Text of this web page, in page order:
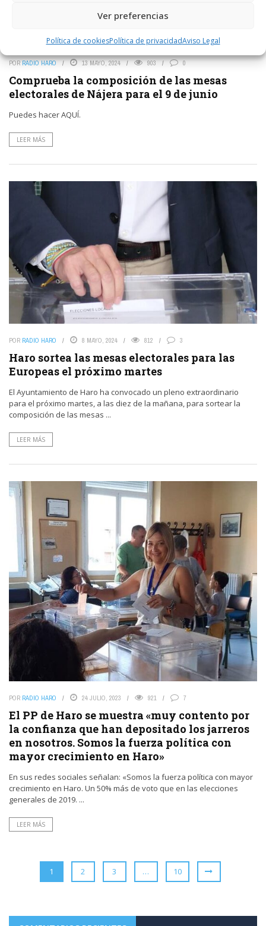
Ver preferencias
Política de cookiesPolítica de privacidadAviso Legal
PORRADIO HARO 13 MAYO, 2024 903 0
Comprueba la composición de las mesas
electorales de Nájera para el 9 de junio
Puedes hacer AQUÍ.
LEER MÁS
POR RADIO HARO 8 MAYO, 2024 812 3
Haro sortea las mesas electorales para las
Europeas el próximo martes
El Ayuntamiento de Haro ha convocado un pleno extraordinario
para el próximo martes, a las diez de la mañana, para sortear la
composición de las mesas ...
LEER MÁS
POR RADIO HARO 24 JULIO, 2023 921 7
El PP de Haro se muestra «muy contento por
la confianza que han depositado los jarreros
en nosotros. Somos la fuerza política con
mayor crecimiento en Haro»
En sus redes sociales señalan: «Somos la fuerza política con mayor
crecimiento en Haro. Un 50% más de voto que en las elecciones
generales de 2019. ...
LEER MÁS
1 2 3 … 10